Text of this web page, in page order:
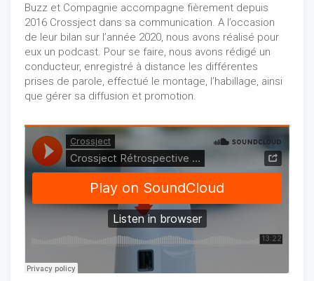
Buzz et Compagnie accompagne fièrement depuis
2016 Crossject dans sa communication. A l’occasion
de leur bilan sur l’année 2020, nous avons réalisé pour
eux un podcast. Pour se faire, nous avons rédigé un
conducteur, enregistré à distance les différentes
prises de parole, effectué le montage, l’habillage, ainsi
que gérer sa diffusion et promotion.